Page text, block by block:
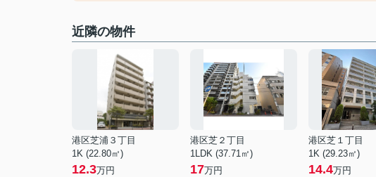
近隣の物件
港区芝浦３丁目
1K (22.80㎡)
12.3万円
港区芝２丁目
1LDK (37.71㎡)
17万円
港区芝１丁目
1K (29.23㎡)
14.4万円